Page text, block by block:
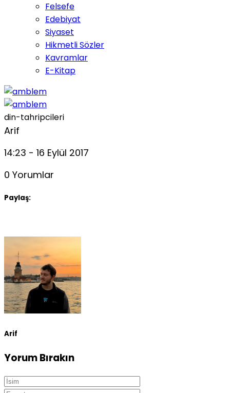
Felsefe
Edebiyat
Siyaset
Hikmetli Sözler
Kavramlar
E-Kitap
din-tahripcileri
Arif
14:23 - 16 Eylül 2017
0 Yorumlar
Paylaş:
Arif
Yorum Bırakın